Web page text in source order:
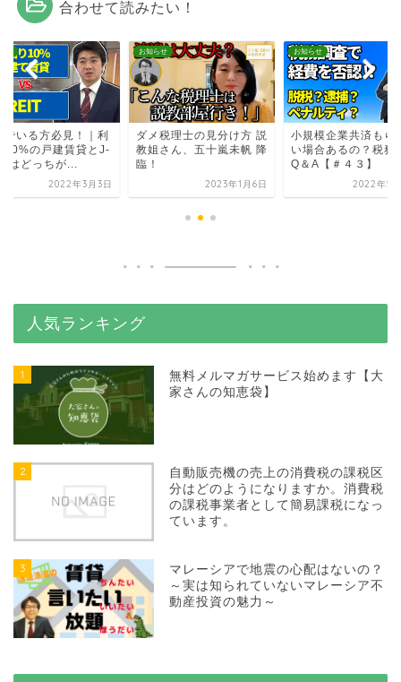
合わせて読みたい！
でいる方必見！｜利
10%の戸建賃貸とJ-
はどっちが...
2022年3月3日
お知らせ
ダメ税理士の見分け方 説
教姐さん、五十嵐未帆 降
臨！
2023年1月6日
お知らせ
小規模企業共済もら
い場合あるの？税務
Q＆A【＃４３】
2022年5
人気ランキング
1
無料メルマガサービス始めます【大
家さんの知恵袋】
2
自動販売機の売上の消費税の課税区
分はどのようになりますか。消費税
の課税事業者として簡易課税になっ
ています。
3
マレーシアで地震の心配はないの？
～実は知られていないマレーシア不
動産投資の魅力～